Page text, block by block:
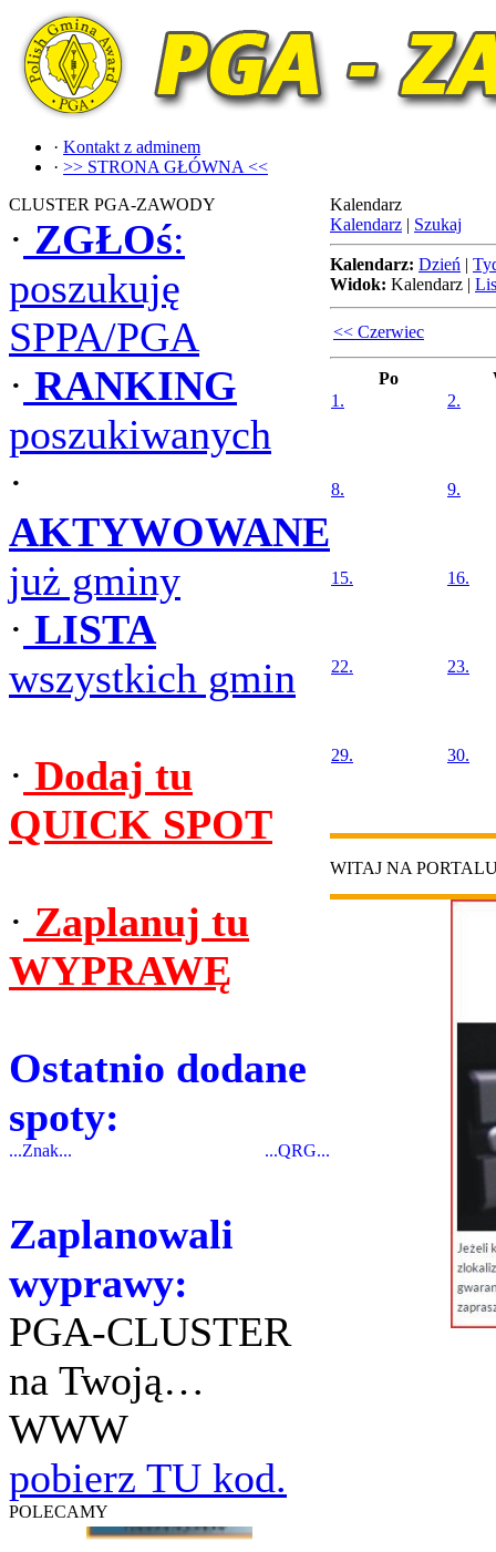
· Kontakt z adminem
· >> STRONA GŁÓWNA <<
CLUSTER PGA-ZAWODY
· ZGŁOś:
poszukuję
SPPA/PGA
· RANKING
poszukiwanych
·
AKTYWOWANE
już gminy
· LISTA
wszystkich gmin
· Dodaj tu
QUICK SPOT
· Zaplanuj tu
WYPRAWĘ
Ostatnio dodane
spoty:
...Znak... ...QRG...
Zaplanowali
wyprawy:
PGA-CLUSTER
na Twoją…
WWW
pobierz TU kod.
POLECAMY
Kalendarz
Kalendarz | Szukaj
Kalendarz: Dzień |
Widok: Kalendarz |
<< Czerwiec
Po
1.
2.
8. 9.
15. 16.
22. 23.
29. 30.
WITAJ NA